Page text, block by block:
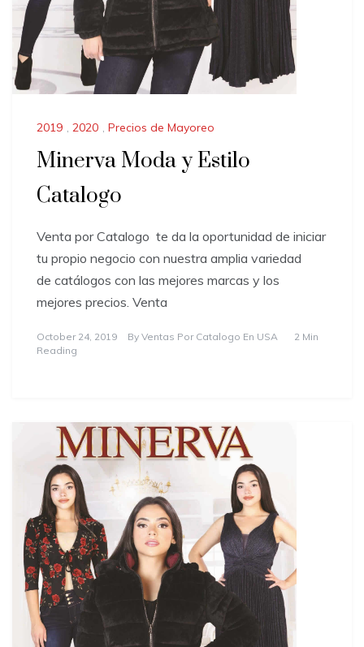
2019 , 2020 , Precios de Mayoreo
Minerva Moda y Estilo
Catalogo
Venta por Catalogo te da la oportunidad de iniciar
tu propio negocio con nuestra amplia variedad
de catálogos con las mejores marcas y los
mejores precios. Venta
October 24, 2019 By Ventas Por Catalogo En USA
2 Min
Reading